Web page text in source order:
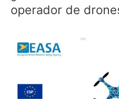
operador de
renovar
tu
operador